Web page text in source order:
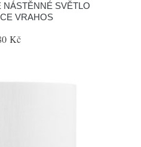
SVĚTLO
VRAHOS
Kč